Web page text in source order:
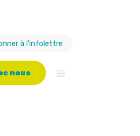
à l'infolettre
c nous